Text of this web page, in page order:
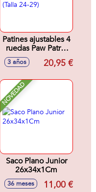
Patines ajustables 4
ruedas Paw Patrol
(Talla 24-29)
3 años 20,95 €
NOVEDAD
Saco Plano Junior
26x34x1Cm
36 meses 11,00 €